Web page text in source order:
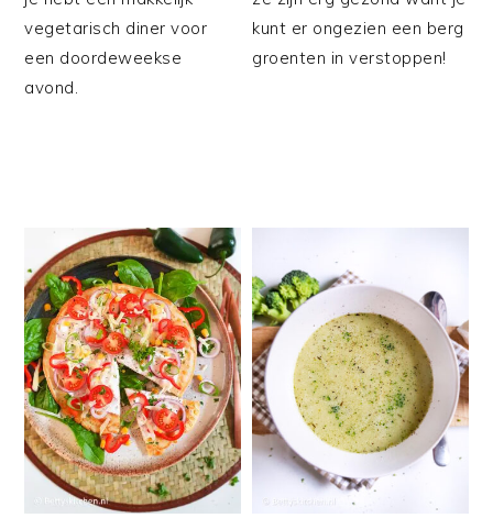
vegetarisch diner voor
een doordeweekse
avond.
kunt er ongezien een berg
groenten in verstoppen!